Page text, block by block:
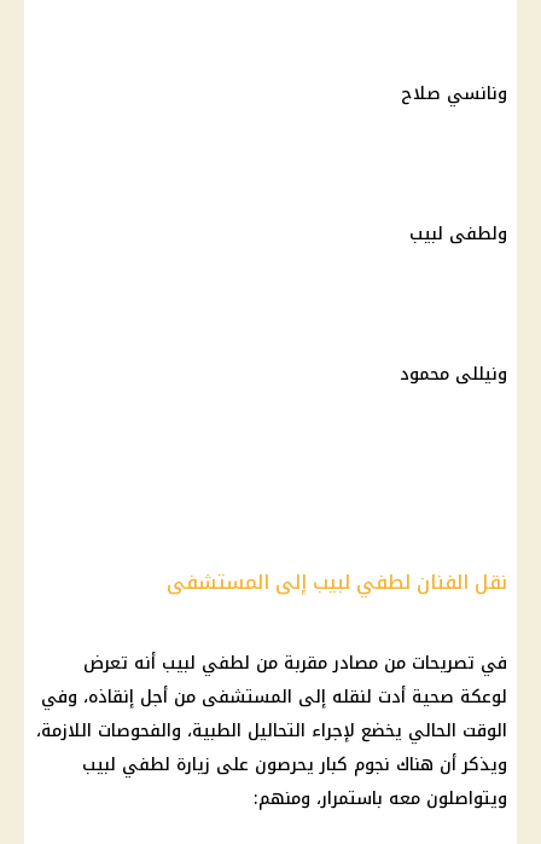
ونانسي صلاح
ولطفى لبيب
ونيللى محمود
نقل الفنان لطفي لبيب إلى المستشفى
في تصريحات من مصادر مقربة من لطفي لبيب أنه تعرض
لوعكة صحية أدت لنقله إلى المستشفى من أجل إنقاذه، وفي
الوقت الحالي يخضع لإجراء التحاليل الطبية، والفحوصات اللازمة،
ويذكر أن هناك نجوم كبار يحرصون على زيارة لطفي لبيب
ويتواصلون معه باستمرار، ومنهم: